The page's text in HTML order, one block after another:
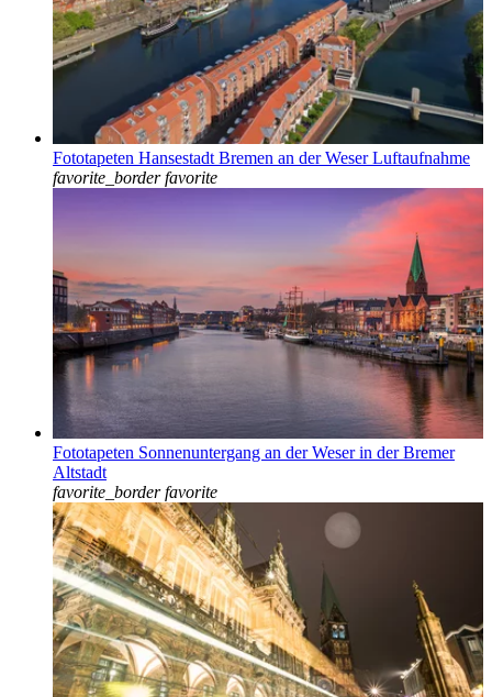
Fototapeten Hansestadt Bremen an der Weser Luftaufnahme
favorite_border favorite
Fototapeten Sonnenuntergang an der Weser in der Bremer
Altstadt
favorite_border favorite